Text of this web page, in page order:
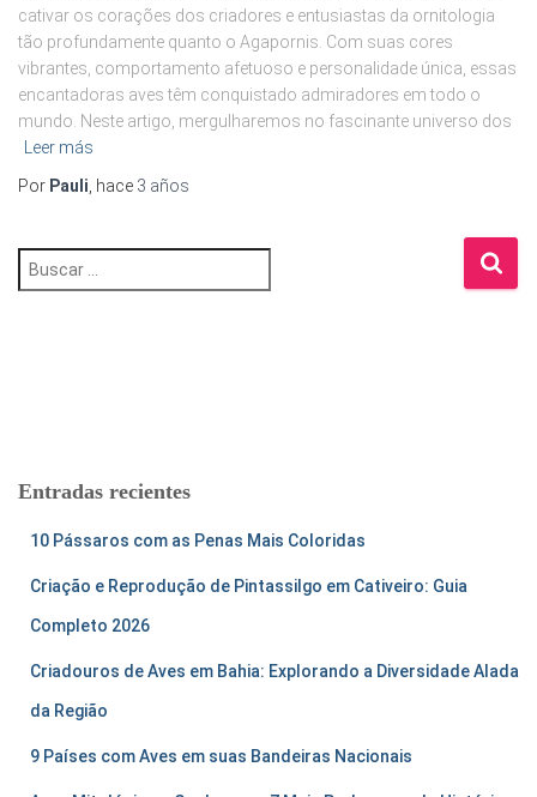
cativar os corações dos criadores e entusiastas da ornitologia
tão profundamente quanto o Agapornis. Com suas cores
vibrantes, comportamento afetuoso e personalidade única, essas
encantadoras aves têm conquistado admiradores em todo o
mundo. Neste artigo, mergulharemos no fascinante universo dos
Leer más
Por Pauli , hace 3 años
Entradas recientes
10 Pássaros com as Penas Mais Coloridas
Criação e Reprodução de Pintassilgo em Cativeiro: Guia
Completo 2026
Criadouros de Aves em Bahia: Explorando a Diversidade Alada
da Região
9 Países com Aves em suas Bandeiras Nacionais